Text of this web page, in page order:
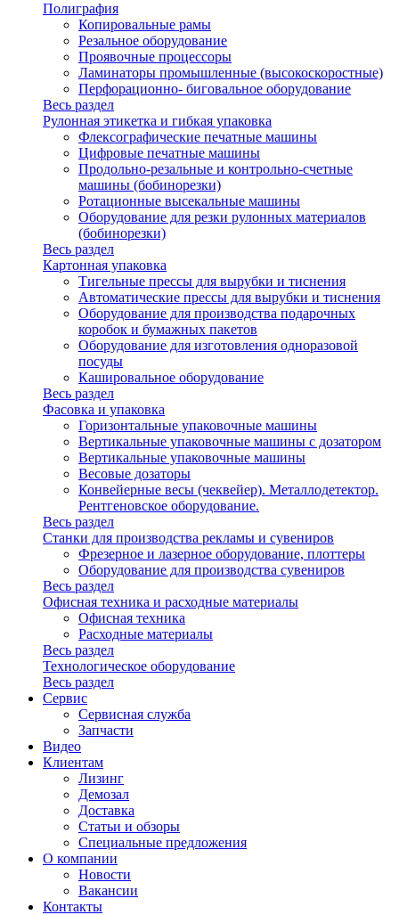
Полиграфия
Копировальные рамы
Резальное оборудование
Проявочные процессоры
Ламинаторы промышленные (высокоскоростные)
Перфорационно- биговальное оборудование
Весь раздел
Рулонная этикетка и гибкая упаковка
Флексографические печатные машины
Цифровые печатные машины
Продольно-резальные и контрольно-счетные
машины (бобинорезки)
Ротационные высекальные машины
Оборудование для резки рулонных материалов
(бобинорезки)
Весь раздел
Картонная упаковка
Тигельные прессы для вырубки и тиснения
Автоматические прессы для вырубки и тиснения
Оборудование для производства подарочных
коробок и бумажных пакетов
Оборудование для изготовления одноразовой
посуды
Кашировальное оборудование
Весь раздел
Фасовка и упаковка
Горизонтальные упаковочные машины
Вертикальные упаковочные машины с дозатором
Вертикальные упаковочные машины
Весовые дозаторы
Конвейерные весы (чеквейер). Металлодетектор.
Рентгеновское оборудование.
Весь раздел
Станки для производства рекламы и сувениров
Фрезерное и лазерное оборудование, плоттеры
Оборудование для производства сувениров
Весь раздел
Офисная техника и расходные материалы
Офисная техника
Расходные материалы
Весь раздел
Технологическое оборудование
Весь раздел
Сервис
Сервисная служба
Запчасти
Видео
Клиентам
Лизинг
Демозал
Доставка
Статьи и обзоры
Специальные предложения
О компании
Новости
Вакансии
Контакты